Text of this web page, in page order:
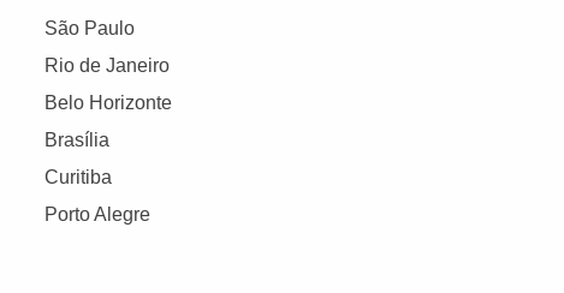
São Paulo
Rio de Janeiro
Belo Horizonte
Brasília
Curitiba
Porto Alegre